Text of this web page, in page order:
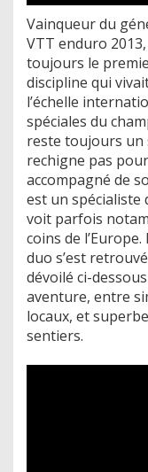
Vainqueur du
VTT enduro
toujours le
discipline qui
l’échelle
spéciales du
reste toujours un
rechigne pas
accompagné de
est un spécialiste
voit parfois
coins de
duo s’est
dévoilé ci-
aventure, entre
locaux, et
sentiers.